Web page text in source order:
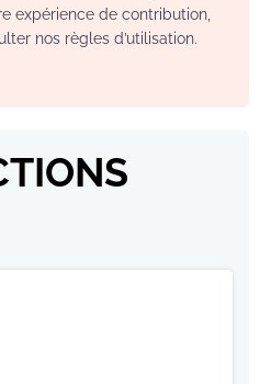
expérience de contribution,
nos règles d’utilisation.